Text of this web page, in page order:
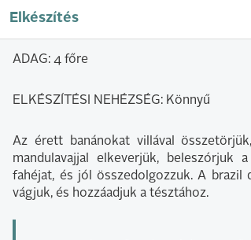
Elkészítés
ADAG: 4 főre
ELKÉSZÍTÉSI NEHÉZSÉG: Könnyű
Az érett banánokat villával
mandulavajjal elkeverjük, beleszórjuk
fahéjat, és jól összedolgozzuk. A brazil
vágjuk, és hozzáadjuk a tésztához.